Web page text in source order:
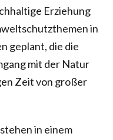
Erziehung
in
geplant, die die
mit der Natur
Zeit von großer
in einem